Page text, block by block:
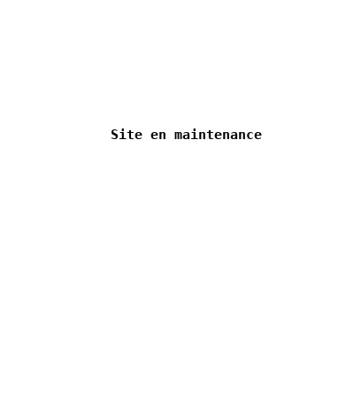
Site en maintenance